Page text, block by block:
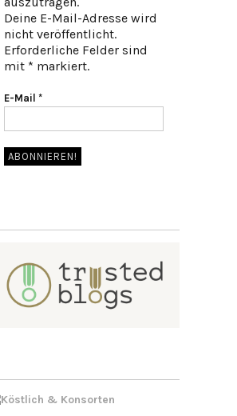
Deine E-Mail-Adresse wird
nicht veröffentlicht.
Erforderliche Felder sind
mit * markiert.
E-Mail *